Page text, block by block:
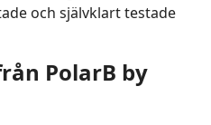
och självklart testade
PolarB by